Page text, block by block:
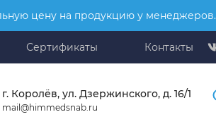
цену на продукцию у менеджеров.
Сертификаты Контакты
г. Королёв, ул. Дзержинского, д. 16/1
mail@himmedsnab.ru